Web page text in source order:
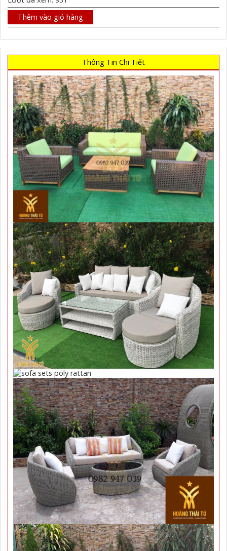
Thêm vào giỏ hàng
Thông Tin Chi Tiết